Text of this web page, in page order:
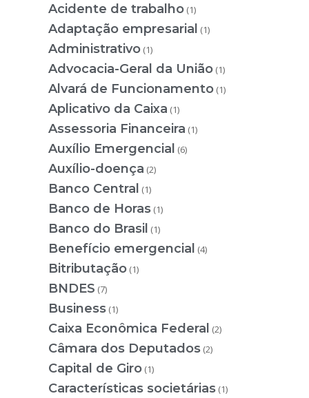
Acidente de trabalho (1)
Adaptação empresarial (1)
Administrativo (1)
Advocacia-Geral da União (1)
Alvará de Funcionamento (1)
Aplicativo da Caixa (1)
Assessoria Financeira (1)
Auxílio Emergencial (6)
Auxílio-doença (2)
Banco Central (1)
Banco de Horas (1)
Banco do Brasil (1)
Benefício emergencial (4)
Bitributação (1)
BNDES (7)
Business (1)
Caixa Econômica Federal (2)
Câmara dos Deputados (2)
Capital de Giro (1)
Características societárias (1)